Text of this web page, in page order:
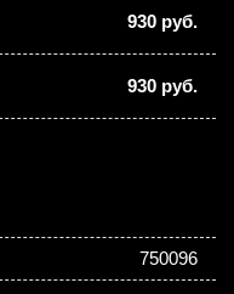
930 руб.
930 руб.
750096